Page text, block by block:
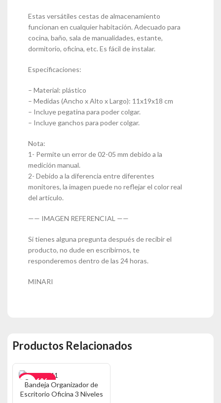
Estas versátiles cestas de almacenamiento
funcionan en cualquier habitación. Adecuado para
cocina, baño, sala de manualidades, estante,
dormitorio, oficina, etc. Es fácil de instalar.
Especificaciones:
– Material: plástico
– Medidas (Ancho x Alto x Largo): 11x19x18 cm
– Incluye pegatina para poder colgar.
– Incluye ganchos para poder colgar.
Nota:
1- Permite un error de 02-05 mm debido a la
medición manual.
2- Debido a la diferencia entre diferentes
monitores, la imagen puede no reflejar el color real
del artículo.
—— IMAGEN REFERENCIAL ——
Si tienes alguna pregunta después de recibir el
producto, no dude en escribirnos, te
responderemos dentro de las 24 horas.
MINARI
Productos Relacionados
-36%
Bandeja Organizador de
Escritorio Oficina 3 Niveles